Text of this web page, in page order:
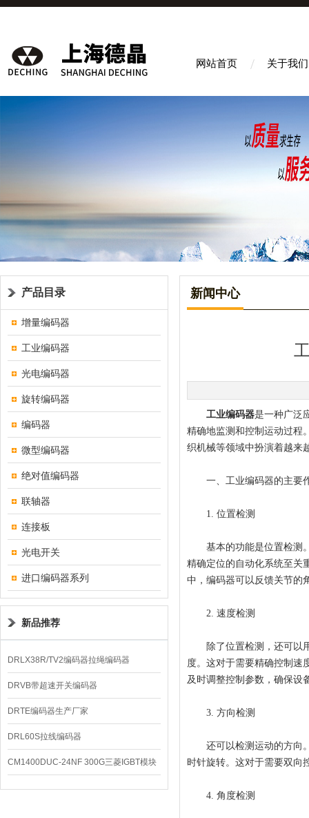
网站首页 关于我们
产品目录
增量编码器
工业编码器
光电编码器
旋转编码器
编码器
微型编码器
绝对值编码器
联轴器
连接板
光电开关
进口编码器系列
新品推荐
DRLX38R/TV2编码器拉绳编码器
DRVB带超速开关编码器
DRTE编码器生产厂家
DRL60S拉线编码器
CM1400DUC-24NF 300G三菱IGBT模块
新闻中心
工业编码器是一种广泛
精确地监测和控制运动过程
织机械等领域中扮演着越来
一、工业编码器的主要
1. 位置检测
基本的功能是位置检测。
精确定位的自动化系统至关
中，编码器可以反馈关节的
2. 速度检测
除了位置检测，还可以用
度。这对于需要精确控制速
及时调整控制参数，确保设
3. 方向检测
还可以检测运动的方向。
时针旋转。这对于需要双向
4. 角度检测